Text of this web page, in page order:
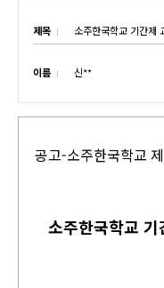
제목
이름 신**
공고-소주한국학교
소주한국학교